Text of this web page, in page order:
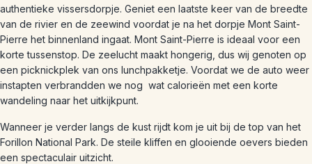
authentieke vissersdorpje. Geniet een laatste keer van de breedte
van de rivier en de zeewind voordat je na het dorpje Mont Saint-
Pierre het binnenland ingaat. Mont Saint-Pierre is ideaal voor een
korte tussenstop. De zeelucht maakt hongerig, dus wij genoten op
een picknickplek van ons lunchpakketje. Voordat we de auto weer
instapten verbrandden we nog wat calorieën met een korte
wandeling naar het uitkijkpunt.
Wanneer je verder langs de kust rijdt kom je uit bij de top van het
Forillon National Park. De steile kliffen en glooiende oevers bieden
een spectaculair uitzicht.